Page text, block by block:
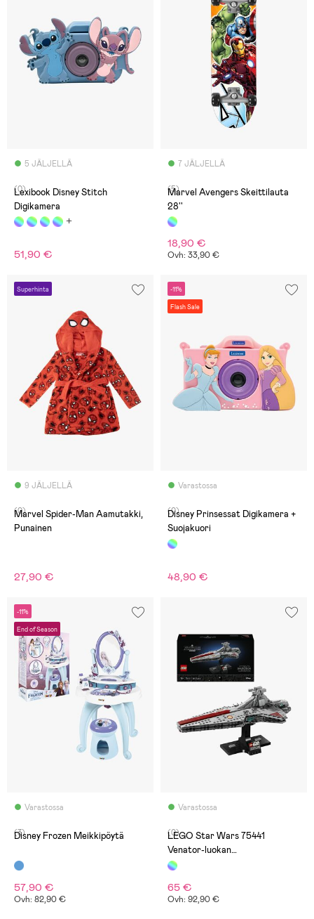
5 JÄLJELLÄ
(0)
Lexibook Disney Stitch
Digikamera
51,90 €
7 JÄLJELLÄ
(5)
Marvel Avengers Skeittilauta
28''
18,90 €
Ovh: 33,90 €
Superhinta
9 JÄLJELLÄ
(0)
Marvel Spider-Man Aamutakki,
Punainen
27,90 €
-11%
Flash Sale
Varastossa
(0)
Disney Prinsessat Digikamera +
Suojakuori
48,90 €
-11%
End of Season
Varastossa
(3)
Disney Frozen Meikkipöytä
57,90 €
Ovh: 82,90 €
Varastossa
(0)
LEGO Star Wars 75441
Venator-luokan
hyökkäysristeilijä
65 €
Ovh: 92,90 €